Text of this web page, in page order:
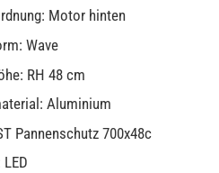
Motor hinten
Wave
RH 48 cm
Aluminium
Pannenschutz 700x48c